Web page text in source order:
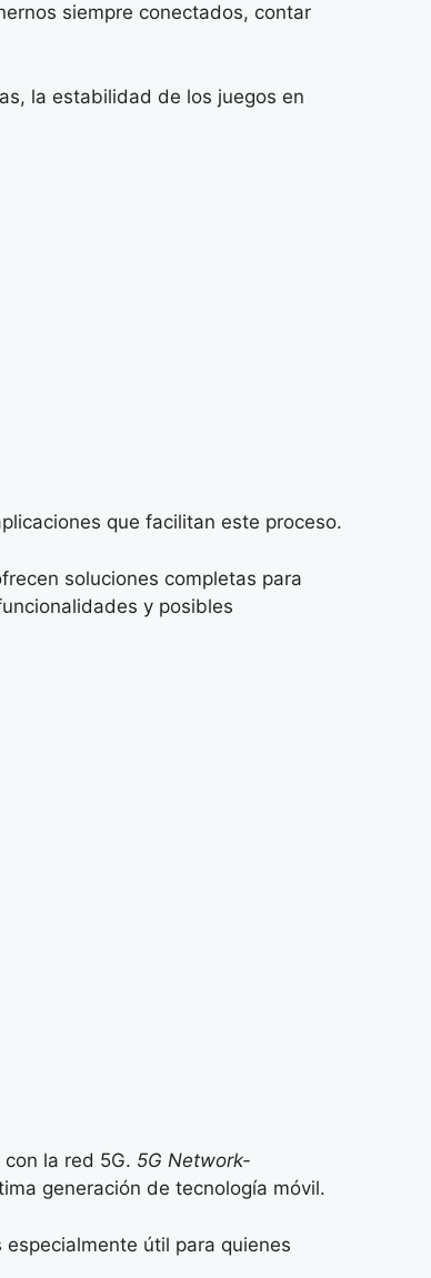
siempre conectados, contar
la estabilidad de los juegos en
que facilitan este proceso.
soluciones completas para
y posibles
la red 5G. 5G Network-
generación de tecnología móvil.
útil para quienes